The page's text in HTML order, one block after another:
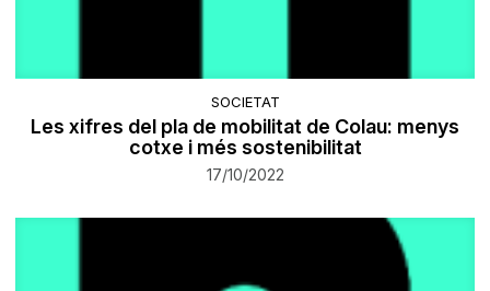
SOCIETAT
Les xifres del pla de mobilitat de Colau: menys
cotxe i més sostenibilitat
17/10/2022